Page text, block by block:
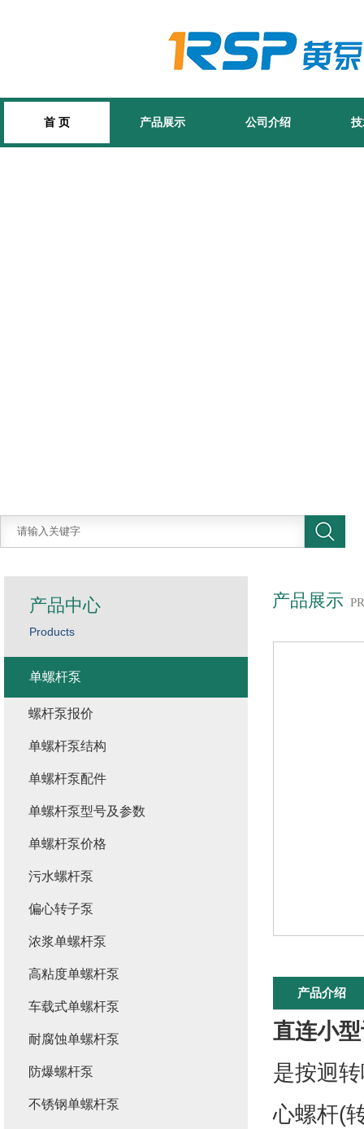
首 页 产品展示 公司介绍
产品展示
产品介绍
直连小
是按迥
心螺杆(
产品中心
Products
单螺杆泵
螺杆泵报价
单螺杆泵结构
单螺杆泵配件
单螺杆泵型号及参数
单螺杆泵价格
污水螺杆泵
偏心转子泵
浓浆单螺杆泵
高粘度单螺杆泵
车载式单螺杆泵
耐腐蚀单螺杆泵
防爆螺杆泵
不锈钢单螺杆泵